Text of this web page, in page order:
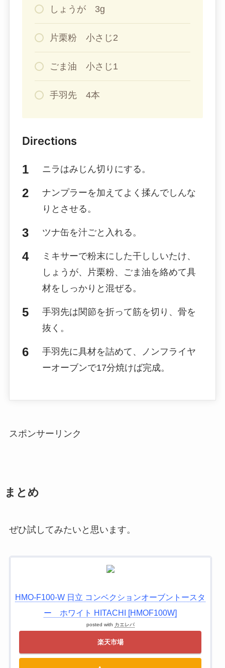
しょうが 3g
片栗粉 小さじ2
ごま油 小さじ1
手羽先 4本
Directions
ニラはみじん切りにする。
ナンプラーを加えてよく揉んでしんな
りとさせる。
ツナ缶を汁ごと入れる。
ミキサーで粉末にした干ししいたけ、
しょうが、片栗粉、ごま油を絡めて具
材をしっかりと混ぜる。
手羽先は関節を折って筋を切り、骨を
抜く。
手羽先に具材を詰めて、ノンフライヤ
ーオーブンで17分焼けば完成。
スポンサーリンク
まとめ
ぜひ試してみたいと思います。
HMO-F100-W 日立 コンベクションオーブントースタ
ー ホワイト HITACHI [HMOF100W]
posted with カエレバ
楽天市場